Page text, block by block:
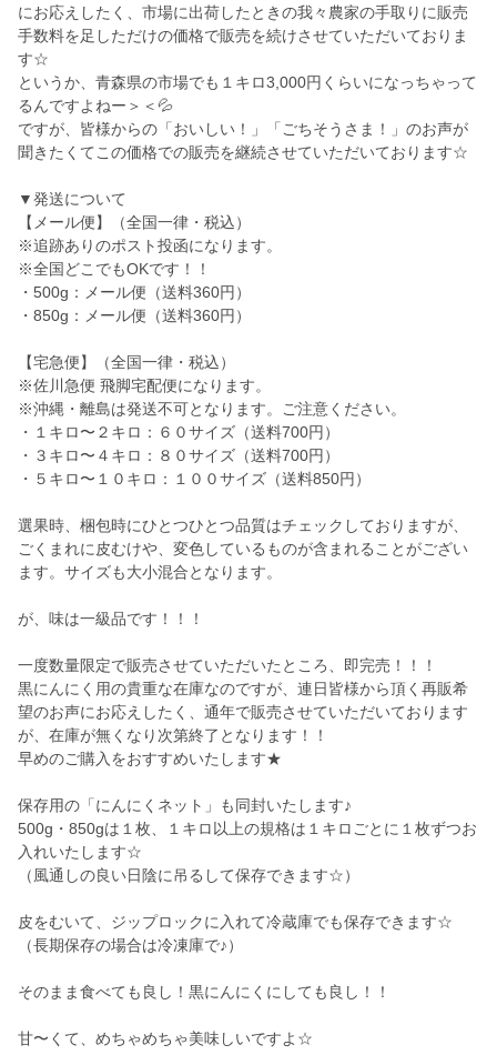
にお応えしたく、市場に出荷したときの我々農家の手取りに販売
手数料を足しただけの価格で販売を続けさせていただいておりま
す☆
というか、青森県の市場でも１キロ3,000円くらいになっちゃって
るんですよねー＞＜💦
ですが、皆様からの「おいしい！」「ごちそうさま！」のお声が
聞きたくてこの価格での販売を継続させていただいております☆
▼発送について
【メール便】（全国一律・税込）
※追跡ありのポスト投函になります。
※全国どこでもOKです！！
・500g：メール便（送料360円）
・850g：メール便（送料360円）
【宅急便】（全国一律・税込）
※佐川急便 飛脚宅配便になります。
※沖縄・離島は発送不可となります。ご注意ください。
・１キロ〜２キロ：６０サイズ（送料700円）
・３キロ〜４キロ：８０サイズ（送料700円）
・５キロ〜１０キロ：１００サイズ（送料850円）
選果時、梱包時にひとつひとつ品質はチェックしておりますが、
ごくまれに皮むけや、変色しているものが含まれることがござい
ます。サイズも大小混合となります。
が、味は一級品です！！！
一度数量限定で販売させていただいたところ、即完売！！！
黒にんにく用の貴重な在庫なのですが、連日皆様から頂く再販希
望のお声にお応えしたく、通年で販売させていただいております
が、在庫が無くなり次第終了となります！！
早めのご購入をおすすめいたします★
保存用の「にんにくネット」も同封いたします♪
500g・850gは１枚、１キロ以上の規格は１キロごとに１枚ずつお
入れいたします☆
（風通しの良い日陰に吊るして保存できます☆）
皮をむいて、ジップロックに入れて冷蔵庫でも保存できます☆
（長期保存の場合は冷凍庫で♪）
そのまま食べても良し！黒にんにくにしても良し！！
甘〜くて、めちゃめちゃ美味しいですよ☆